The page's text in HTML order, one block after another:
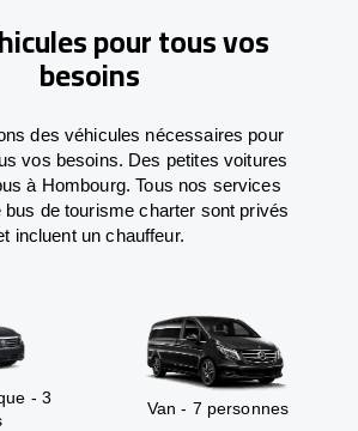
pour tous vos
besoins
des véhicules nécessaires pour
vos besoins. Des petites voitures
à Hombourg. Tous nos services
bus de tourisme charter sont privés
incluent un chauffeur.
- 3
Van - 7 personnes